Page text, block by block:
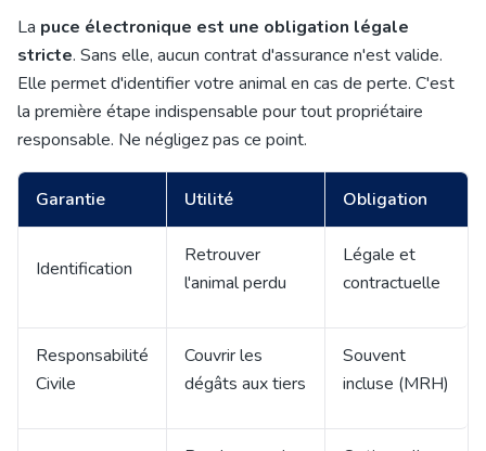
La puce électronique est une obligation légale
stricte. Sans elle, aucun contrat d'assurance n'est valide.
Elle permet d'identifier votre animal en cas de perte. C'est
la première étape indispensable pour tout propriétaire
responsable. Ne négligez pas ce point.
Garantie Utilité Obligation
Identification
Retrouver
l'animal perdu
Légale et
contractuelle
Responsabilité
Civile
Couvrir les
dégâts aux tiers
Souvent
incluse (MRH)